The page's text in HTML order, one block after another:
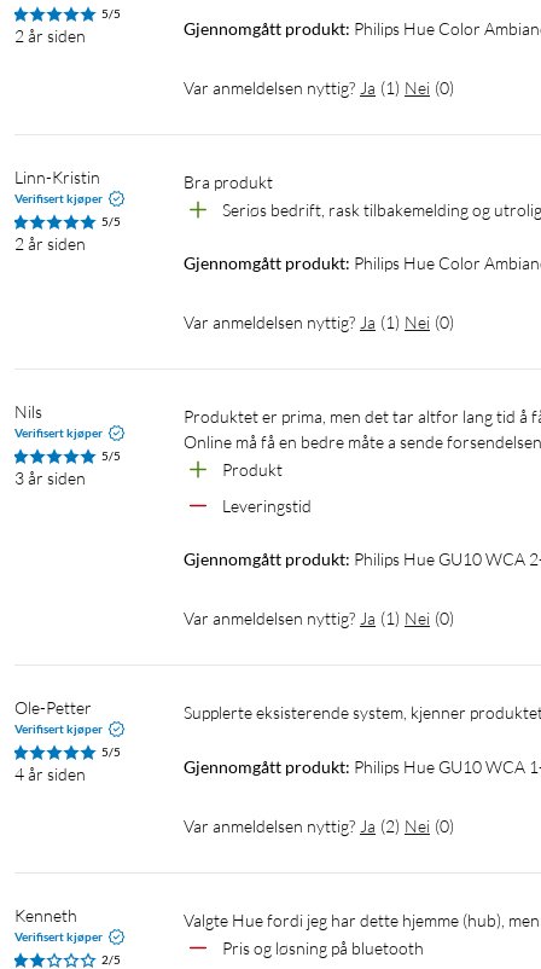
5/5
2 år siden Gjennomgått produkt: Philips Hue Color
Var anmeldelsen nyttig? Ja (1) Nei (0)
Linn-Kristin
Verifisert kjøper
5/5
2 år siden
Bra produkt
Seriøs bedrift, rask tilbakemelding og
Gjennomgått produkt: Philips Hue Color
Var anmeldelsen nyttig? Ja (1) Nei (0)
Nils
Verifisert kjøper
5/5
3 år siden
Produktet er prima, men det tar altfor lang tid å få det levert - ca en uke til bestilling som måtte hentes, IKKE sent hjem.
Online må få en bedre måte a sende
Produkt
Leveringstid
Gjennomgått produkt: Philips Hue GU10 WCA
Var anmeldelsen nyttig? Ja (1) Nei (0)
Ole-Petter
Verifisert kjøper
5/5
4 år siden
Supplerte eksisterende system, kjenner
Gjennomgått produkt: Philips Hue GU10 WCA
Var anmeldelsen nyttig? Ja (2) Nei (0)
Kenneth
Verifisert kjøper
2/5
Valgte Hue fordi jeg har dette hjemme (hub),
Pris og løsning på bluetooth